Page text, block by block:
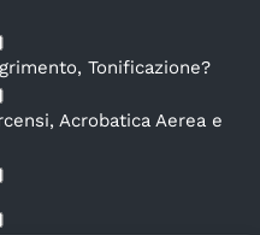
Tonificazione?
Acrobatica Aerea e